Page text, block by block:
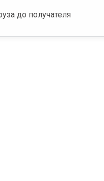
до получателя